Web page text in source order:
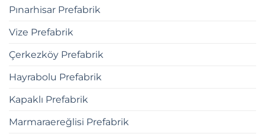
Pınarhisar Prefabrik
Vize Prefabrik
Çerkezköy Prefabrik
Hayrabolu Prefabrik
Kapaklı Prefabrik
Marmaraereğlisi Prefabrik